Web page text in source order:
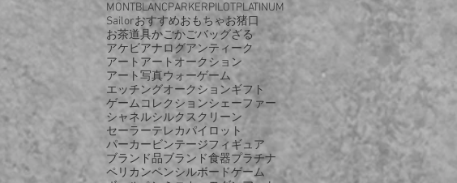
MONTBLANCPARKERPILOTPLATINUM
Sailorおすすめおもちゃお猪口
お茶道具かごかごバッグざる
アケビアナログアンティーク
アート アートオークション
アート写真ウォーゲーム
エッチングオークションギフト
ゲームコレクションシェーファー
シャネルシルクスクリーン
セーラーテレカパイロット
パーカービンテージフィギュア
ブランド品ブランド食器プラチナ
ペリカンペンシルボードゲーム